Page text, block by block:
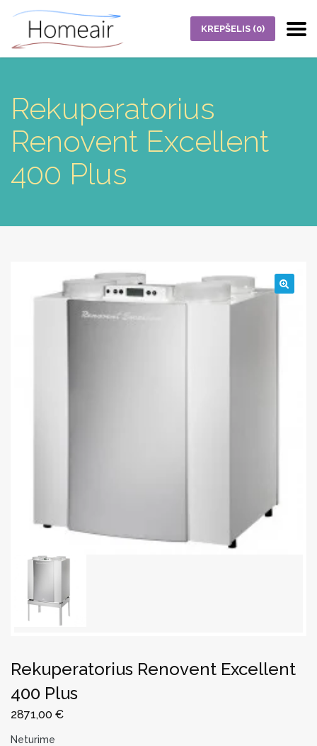
KREPŠELIS (0)
Rekuperatorius
Renovent Excellent
400 Plus
Rekuperatorius Renovent Excellent
400 Plus
2871,00 €
Neturime